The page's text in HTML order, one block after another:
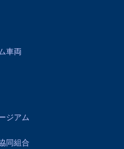
車両
ジアム
同組合